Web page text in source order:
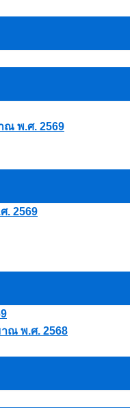
ณ พ.ศ. 2569
. 2569
ณ พ.ศ. 2568